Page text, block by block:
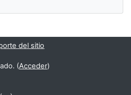
del sitio
(Acceder)